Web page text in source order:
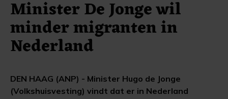
Minister De Jonge wil
minder migranten in
Nederland
DEN HAAG (ANP) - Minister Hugo de Jonge
(Volkshuisvesting) vindt dat er in Nederland